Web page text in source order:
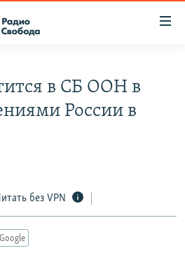
в СБ ООН в
России в
без VPN